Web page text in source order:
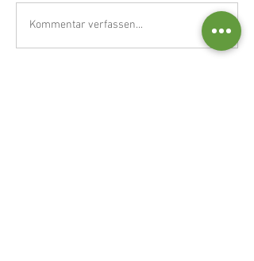
Kommentar verfassen...